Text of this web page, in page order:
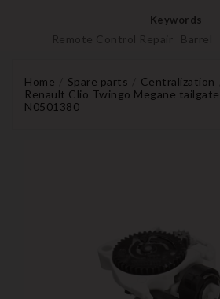
Keywords
Remote Control Repair Barrel
Home Spare parts
Centralization
Renault Clio Twingo Megane
N0501380